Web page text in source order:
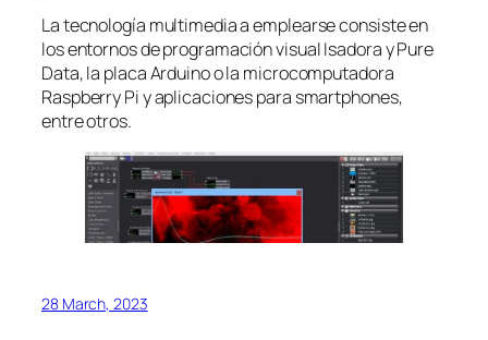
La tecnología multimedia a emplearse consiste en
los entornos de programación visual Isadora y Pure
Data, la placa Arduino o la microcomputadora
Raspberry Pi y aplicaciones para smartphones,
entre otros.
28 March, 2023